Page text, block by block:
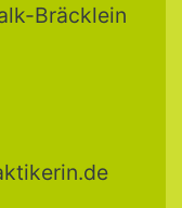
Bräcklein